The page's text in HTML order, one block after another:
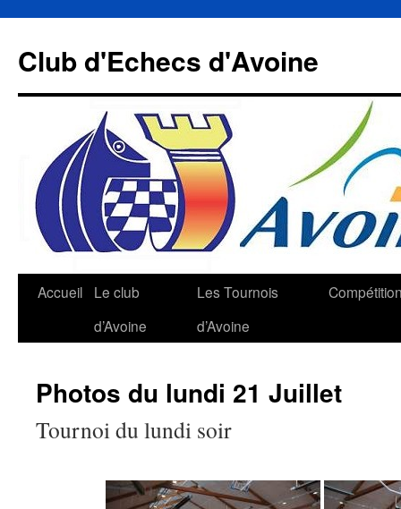
contenu
Club d'Echecs d'Avoine
Accueil
Le club
d’Avoine
Les Tournois
d’Avoine
Photos du lundi 21 Juillet
Tournoi du lundi soir